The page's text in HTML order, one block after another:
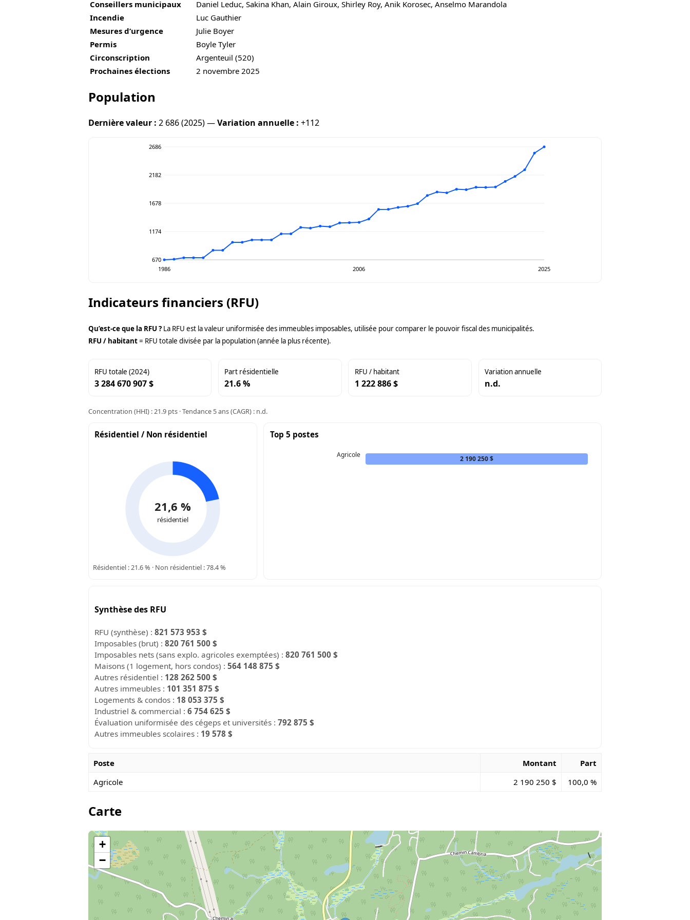
Conseillers municipaux
Daniel Leduc, Sakina Khan, Alain Giroux, Shirley Roy, Anik Korosec, Anselmo Marandola
Incendie
Luc Gauthier
Mesures d’urgence
Julie Boyer
Permis
Boyle Tyler
Circonscription
Argenteuil (520)
Prochaines élections
2 novembre 2025
Population
Dernière valeur : 2 686 (2025) —Variation annuelle : +112
2686
2182
1678
1174
670
1986
2006 2025
Indicateurs financiers (RFU)
Qu’est-ce que la RFU ? La RFU est la valeur uniformisée des immeubles imposables, utilisée pour comparer le pouvoir fiscal des municipalités.
RFU / habitant= RFU totale divisée par la population (année la plus récente).
RFU totale (2024)
3 284 670 907 $
Part résidentielle
21.6 %
RFU / habitant
1 222 886 $
Variation annuelle
n.d.
Concentration (HHI) : 21.9 pts · Tendance 5 ans (CAGR) : n.d.
Résidentiel / Non résidentiel
21,6 %
résidentiel
Résidentiel : 21.6 % · Non résidentiel : 78.4 %
Top 5 postes
Agricole 2 190 250 $
Synthèse des RFU
RFU (synthèse) :821 573 953 $
Imposables (brut) :820 761 500 $
Imposables nets (sans explo. agricoles exemptées) :820 761 500 $
Maisons (1 logement, hors condos) :564 148 875 $
Autres résidentiel : 128 262 500 $
Autres immeubles : 101 351 875 $
Logements & condos : 18 053 375 $
Industriel & commercial :6 754 625 $
Évaluation uniformisée des cégeps et universités :792 875 $
Autres immeubles scolaires : 19 578 $
Poste Montant
Part
Agricole
2 190 250 $ 100,0 %
Carte
+
−